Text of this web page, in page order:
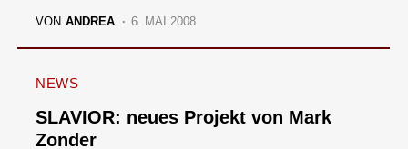
VON ANDREA 6. MAI 2008
NEWS
SLAVIOR: neues Projekt von Mark
Zonder